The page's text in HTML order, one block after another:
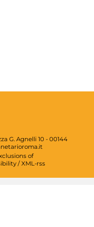
G. Agnelli 10 - 00144
of
/ XML-rss